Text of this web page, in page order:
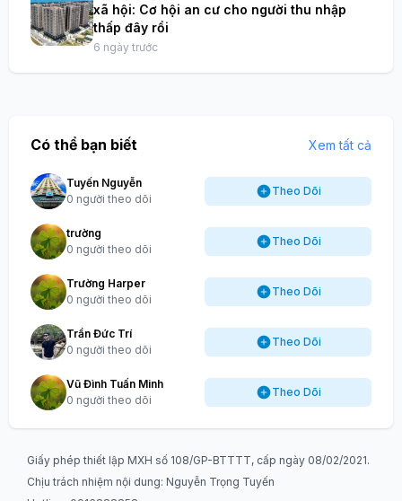
xã hội: Cơ hội an cư cho người thu nhập
thấp đây rồi
6 ngày trước
Có thể bạn biết Xem tất cả
Tuyến Nguyễn
0 người theo dõi
Theo Dõi
trường
0 người theo dõi
Theo Dõi
Trường Harper
0 người theo dõi
Theo Dõi
Trần Đức Trí
0 người theo dõi
Theo Dõi
Vũ Đình Tuấn Minh
0 người theo dõi
Theo Dõi
Giấy phép thiết lập MXH số 108/GP-BTTTT, cấp ngày 08/02/2021.
Chịu trách nhiệm nội dung: Nguyễn Trọng Tuyến